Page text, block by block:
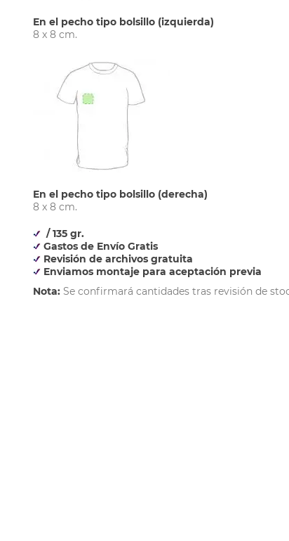
En el pecho tipo bolsillo (izquierda)
8 x 8 cm.
En el pecho tipo bolsillo (derecha)
8 x 8 cm.
/ 135 gr.
Gastos de Envío Gratis
Revisión de archivos gratuita
Enviamos montaje para aceptación previa
Nota: Se confirmará cantidades tras revisión de